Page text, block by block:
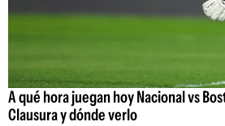
A qué hora juegan hoy Nacional vs
Clausura y dónde verlo